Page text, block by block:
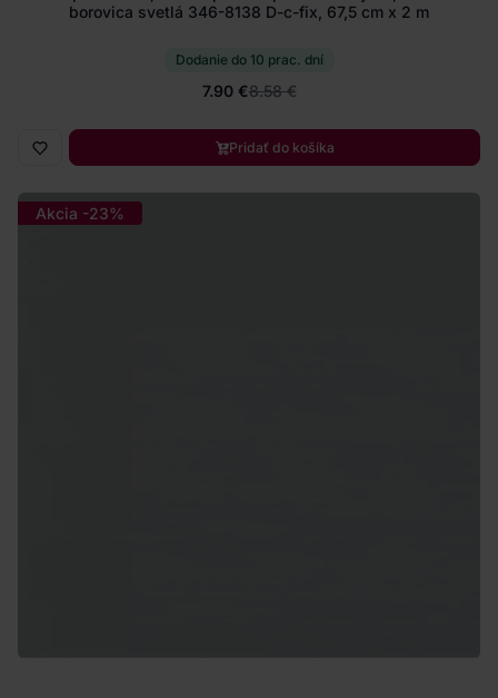
borovica svetlá 346-8138 D-c-fix, 67,5 cm x 2 m
Dodanie do 10 prac. dní
7.90 €8.58 €
Pridať do košíka
Akcia -23%